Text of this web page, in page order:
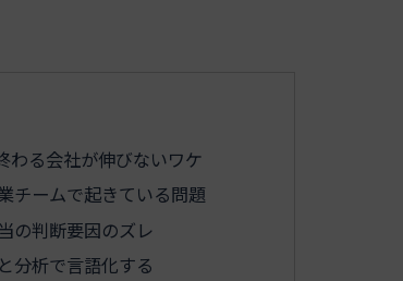
わる会社が伸びないワケ
チームで起きている問題
の判断要因のズレ
分析で言語化する